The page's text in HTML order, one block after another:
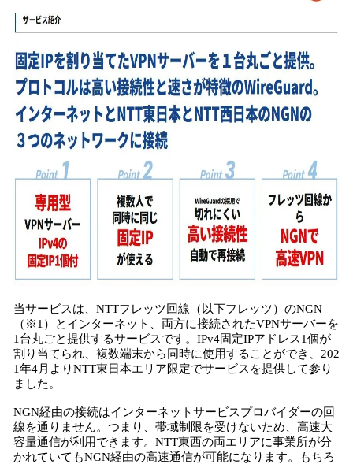
当サービスは、NTTフレッツ回線（以下フレッツ）のNGN
（※1）とインターネット、両方に接続されたVPNサーバーを
1台丸ごと提供するサービスです。IPv4固定IPアドレス1個が
割り当てられ、複数端末から同時に使用することができ、202
1年4月よりNTT東日本エリア限定でサービスを提供して参り
ました。
NGN経由の接続はインターネットサービスプロバイダーの回
線を通りません。つまり、帯域制限を受けないため、高速大
容量通信が利用できます。NTT東西の両エリアに事業所が分
かれていてもNGN経由の高速通信が可能になります。もちろ